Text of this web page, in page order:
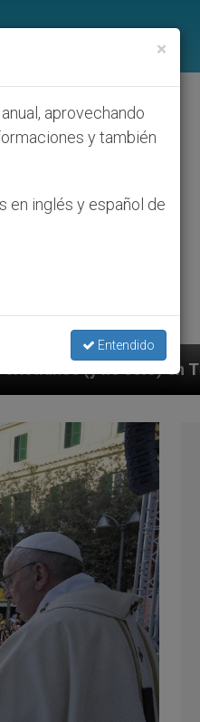
Santa
×
aprovechando
y también
en inglés y español de
Entendido